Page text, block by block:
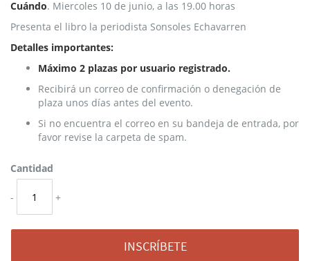
Cuándo. Miercoles 10 de junio, a las 19.00 horas
Presenta el libro la periodista Sonsoles Echavarren
Detalles importantes:
Máximo 2 plazas por usuario registrado.
Recibirá un correo de confirmación o denegación de
plaza unos días antes del evento.
Si no encuentra el correo en su bandeja de entrada, por
favor revise la carpeta de spam.
Cantidad
- +
INSCRÍBETE